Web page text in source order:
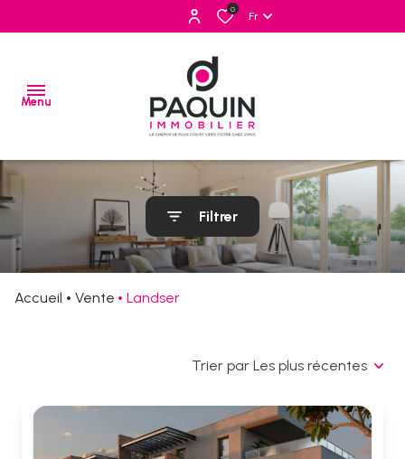
0
Fr
Menu
locations
estimation
biens
vendus
Filtrer
Accueil Vente Landser
Trier par Les plus récentes